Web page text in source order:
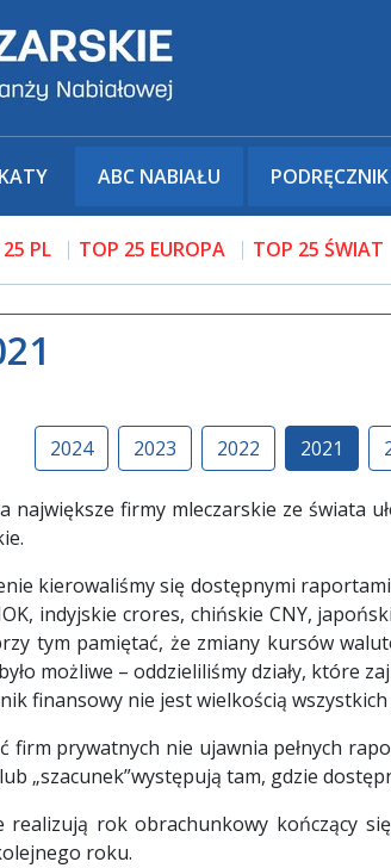
ABC NABIAŁU
PL TOP 25 EUROPA TOP 25 ŚWIAT
2024 2023 2022 2021
największe firmy mleczarskie ze świata
kierowaliśmy się dostępnymi
indyjskie crores, chińskie CNY,
tym pamiętać, że zmiany kursów
możliwe – oddzieliliśmy działy, które
finansowy nie jest wielkością
firm prywatnych nie ujawnia pełnych
„szacunek”występują tam, gdzie
realizują rok obrachunkowy kończący
roku.